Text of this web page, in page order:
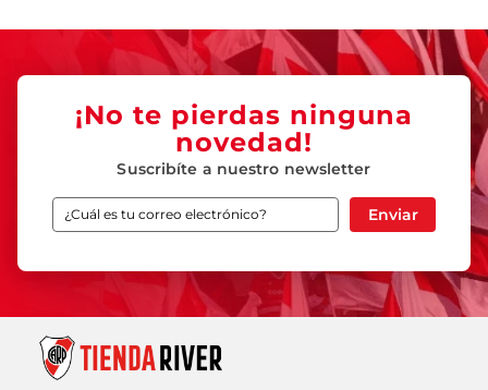
¡No te pierdas ninguna
novedad!
Suscribíte a nuestro newsletter
Enviar